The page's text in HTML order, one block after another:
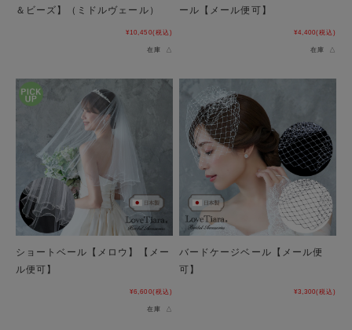
＆ビーズ】（ミドルヴェール）
¥10,450(税込)
在庫 △
ール【メール便可】
¥4,400(税込)
在庫 △
ショートベール【メロウ】【メー
ル便可】
¥6,600(税込)
在庫 △
バードケージベール【メール便
可】
¥3,300(税込)